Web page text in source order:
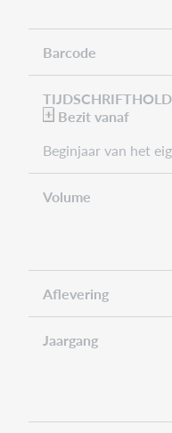
Barcode
Bezit vanaf
Beginjaar van het
Volume
Aflevering
Jaargang